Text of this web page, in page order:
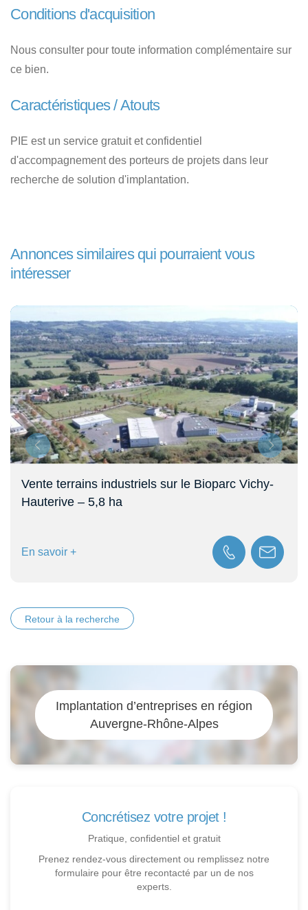
Conditions d'acquisition
Nous consulter pour toute information complémentaire sur
ce bien.
Caractéristiques / Atouts
PIE est un service gratuit et confidentiel
d'accompagnement des porteurs de projets dans leur
recherche de solution d'implantation.
Annonces similaires qui pourraient vous
intéresser
Vente terrains industriels sur le Bioparc Vichy-
Hauterive – 5,8 ha
En savoir +
Retour à la recherche
Implantation d’entreprises en région
Auvergne-Rhône-Alpes
Concrétisez votre projet !
Pratique, confidentiel et gratuit
Prenez rendez-vous directement ou remplissez notre
formulaire pour être recontacté par un de nos
experts.